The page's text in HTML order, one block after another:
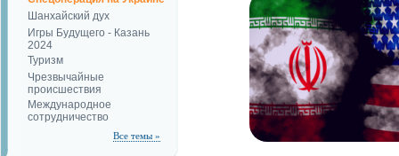
Шанхайский дух
Игры Будущего - Казань
2024
Туризм
Чрезвычайные
происшествия
Международное
сотрудничество
Все темы »